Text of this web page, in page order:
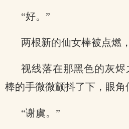
“好。”
两根新的仙女棒被点燃
视线落在那黑色的灰
棒的手微微颤抖了下，眼角
“谢虞。”